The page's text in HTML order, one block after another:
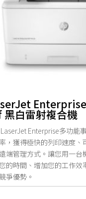
黑白雷射複合機
Enterprise多功能
，獲得極快的列印速度、
端管理方式。讓您用一台
的時間、增加您的工作效
爭優勢。